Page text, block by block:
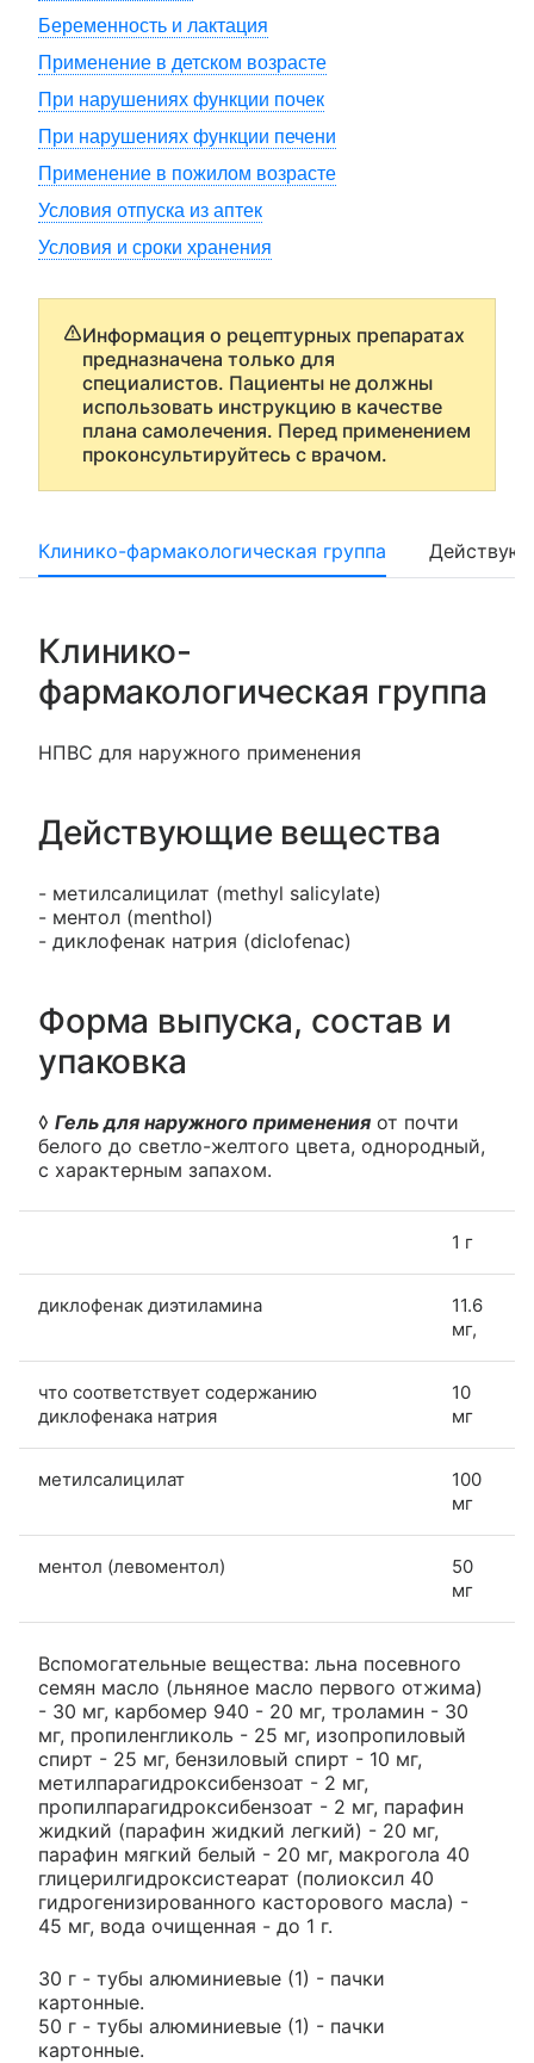
Беременность и лактация
Применение в детском возрасте
При нарушениях функции почек
При нарушениях функции печени
Применение в пожилом возрасте
Условия отпуска из аптек
Условия и сроки хранения
Информация о рецептурных препаратах
предназначена только для
специалистов. Пациенты не должны
использовать инструкцию в качестве
плана самолечения. Перед применением
проконсультируйтесь с врачом.
Клинико-фармакологическая группа
Клинико-
фармакологическая группа
НПВС для наружного применения
Действующие вещества
- метилсалицилат (methyl salicylate)
- ментол (menthol)
- диклофенак натрия (diclofenac)
Форма выпуска, состав и
упаковка
◊ Гель для наружного применения от почти
белого до светло-желтого цвета, однородный,
с характерным запахом.
1 г
диклофенак диэтиламина
11.6
мг,
что соответствует содержанию
диклофенака натрия
10
мг
метилсалицилат
100
мг
ментол (левоментол)
50
мг
Вспомогательные вещества: льна посевного
семян масло (льняное масло первого отжима)
- 30 мг, карбомер 940 - 20 мг, троламин - 30
мг, пропиленгликоль - 25 мг, изопропиловый
спирт - 25 мг, бензиловый спирт - 10 мг,
метилпарагидроксибензоат - 2 мг,
пропилпарагидроксибензоат - 2 мг, парафин
жидкий (парафин жидкий легкий) - 20 мг,
парафин мягкий белый - 20 мг, макрогола 40
глицерилгидроксистеарат (полиоксил 40
гидрогенизированного касторового масла) -
45 мг, вода очищенная - до 1 г.
30 г - тубы алюминиевые (1) - пачки
картонные.
50 г - тубы алюминиевые (1) - пачки
картонные.